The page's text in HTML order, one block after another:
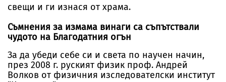
свещи и ги изнася от храма.
Съмнения за измама винаги са съпътствали
чудото на Благодатния огън
За да убеди себе си и света по научен начин,
през 2008 г. руският физик проф. Андрей
Волков от физичния изследователски институт